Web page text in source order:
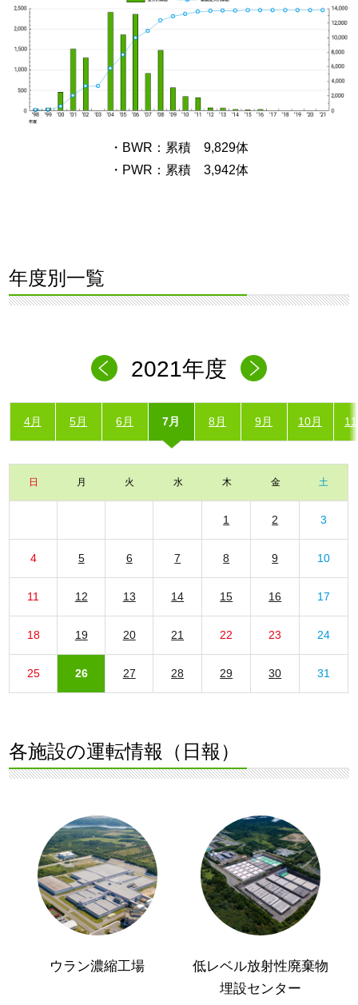
・BWR：累積 9,829体
・PWR：累積 3,942体
年度別一覧
2021年度
4月 5月 6月 7月 8月 9月 10月
日 月 火 水 木 金 土
1 2 3
4 5 6 7 8 9 10
11 12 13 14 15 16 17
18 19 20 21 22 23 24
25 26 27 28 29 30 31
各施設の運転情報（日報）
ウラン濃縮工場
低レベル放射性廃棄物
埋設センター